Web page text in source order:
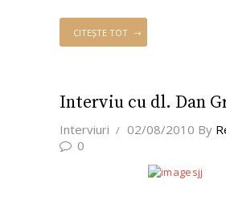
CITEȘTE TOT
Interviu cu dl. Dan
Interviuri 02/08/2010 By
0